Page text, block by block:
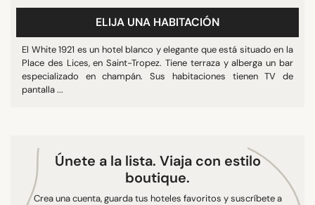
ELIJA UNA HABITACIÓN
El White 1921 es un hotel blanco y elegante que está situado en la
Place des Lices, en Saint-Tropez. Tiene terraza y alberga un bar
especializado en champán. Sus habitaciones tienen TV de
pantalla ...
Únete a la lista. Viaja con estilo
boutique.
Crea una cuenta, guarda tus hoteles favoritos y suscríbete a